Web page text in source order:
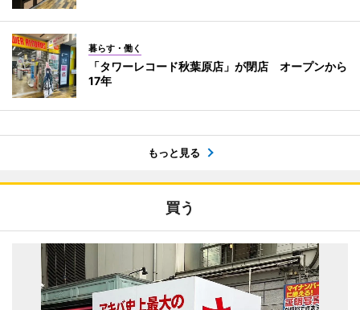
暮らす・働く
「タワーレコード秋葉原店」が閉店 オープンから
17年
もっと見る
買う